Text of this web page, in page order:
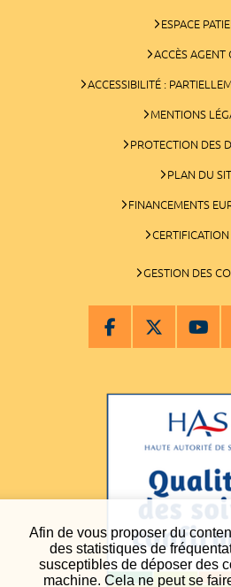
Afin de vous proposer du
des statistiques de
susceptibles de déposer des
machine. Cela ne peut se
ESPACE
ACCÈS AGENT
ACCESSIBILITÉ :
MENTIONS
PROTECTION DES
PLAN DU
FINANCEMENTS
GESTION DES